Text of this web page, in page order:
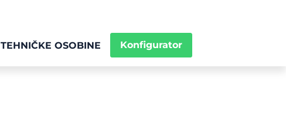
TEHNIČKE OSOBINE Konfigurator